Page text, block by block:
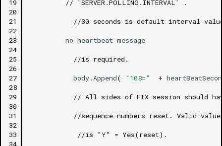
19
20
21
22
23
24
25
26
27
28
29
30
31
32
33
34
// 'SERVER.POLLING.INTERVAL' .
//30 seconds is default interval
no heartbeat message
//is required.
body. Append( "108=" +
// All sides of FIX session should
//sequence numbers reset. Valid value
//is "Y" = Yes(reset).